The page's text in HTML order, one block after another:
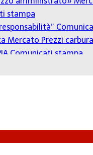
stampa
Mercato Prezzi
Comunicati stampa